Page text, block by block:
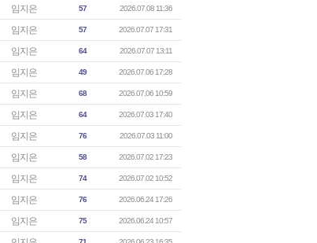
임지은 57 2026.07.08 11:36
임지은 57 2026.07.07 17:31
임지은 64 2026.07.07 13:11
임지은 49 2026.07.06 17:28
임지은 68 2026.07.06 10:59
임지은 64 2026.07.03 17:40
임지은 76 2026.07.03 11:00
임지은 58 2026.07.02 17:23
임지은 74 2026.07.02 10:52
임지은 76 2026.06.24 17:26
임지은 75 2026.06.24 10:57